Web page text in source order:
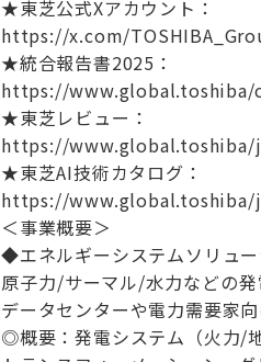
★東芝公式Xアカウント：
https://x.com/
★統合報告書2025：
https://
★東芝レビュー：
https://
★東芝AI技術カタログ：
https://
＜事業概要＞
◆エネルギーシステムソリュー
原子力/サーマル/水力などの
データセンターや電力需要家
◎概要：発電システム（火力/